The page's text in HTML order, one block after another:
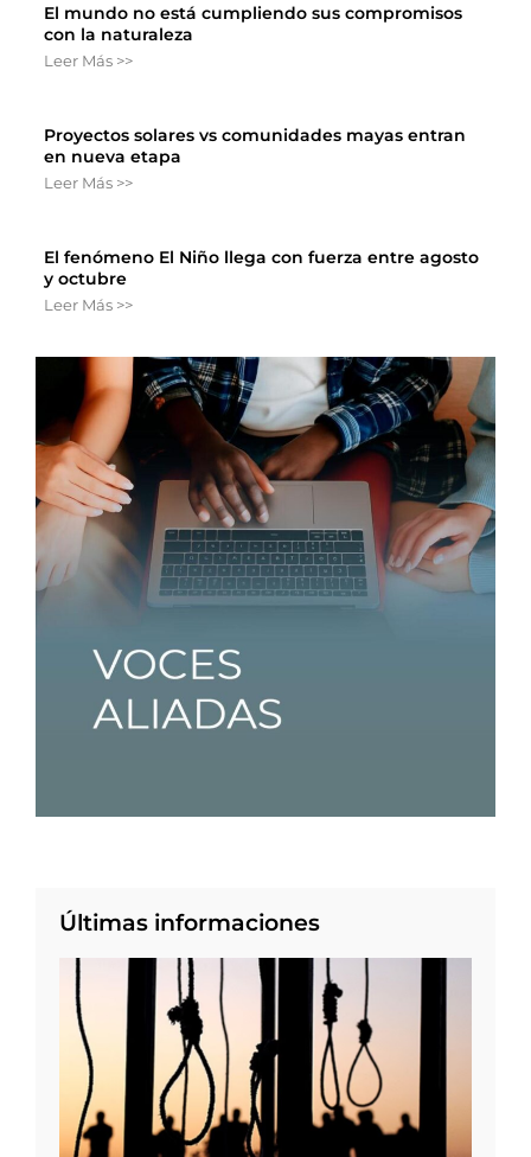
El mundo no está cumpliendo sus compromisos
con la naturaleza
Leer Más >>
Proyectos solares vs comunidades mayas entran
en nueva etapa
Leer Más >>
El fenómeno El Niño llega con fuerza entre agosto
y octubre
Leer Más >>
Últimas informaciones